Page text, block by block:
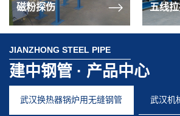
磁粉探伤 五线
JIANZHONG STEEL PIPE
建中钢管 · 产品中心
武汉换热器锅炉用无缝钢管 武汉机